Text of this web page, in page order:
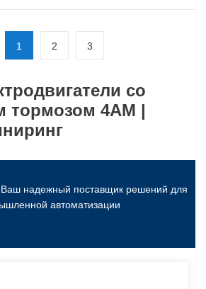
1 2 3
со
тормозом 4АМ |
надежный поставщик решений для
автоматизации